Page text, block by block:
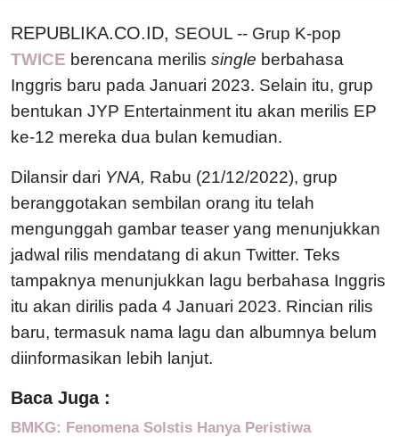
REPUBLIKA.CO.ID, SEOUL -- Grup K-pop
TWICE berencana merilis single berbahasa
Inggris baru pada Januari 2023. Selain itu, grup
bentukan JYP Entertainment itu akan merilis EP
ke-12 mereka dua bulan kemudian.
Dilansir dari YNA, Rabu (21/12/2022), grup
beranggotakan sembilan orang itu telah
mengunggah gambar teaser yang menunjukkan
jadwal rilis mendatang di akun Twitter. Teks
tampaknya menunjukkan lagu berbahasa Inggris
itu akan dirilis pada 4 Januari 2023. Rincian rilis
baru, termasuk nama lagu dan albumnya belum
diinformasikan lebih lanjut.
Baca Juga :
BMKG: Fenomena Solstis Hanya Peristiwa